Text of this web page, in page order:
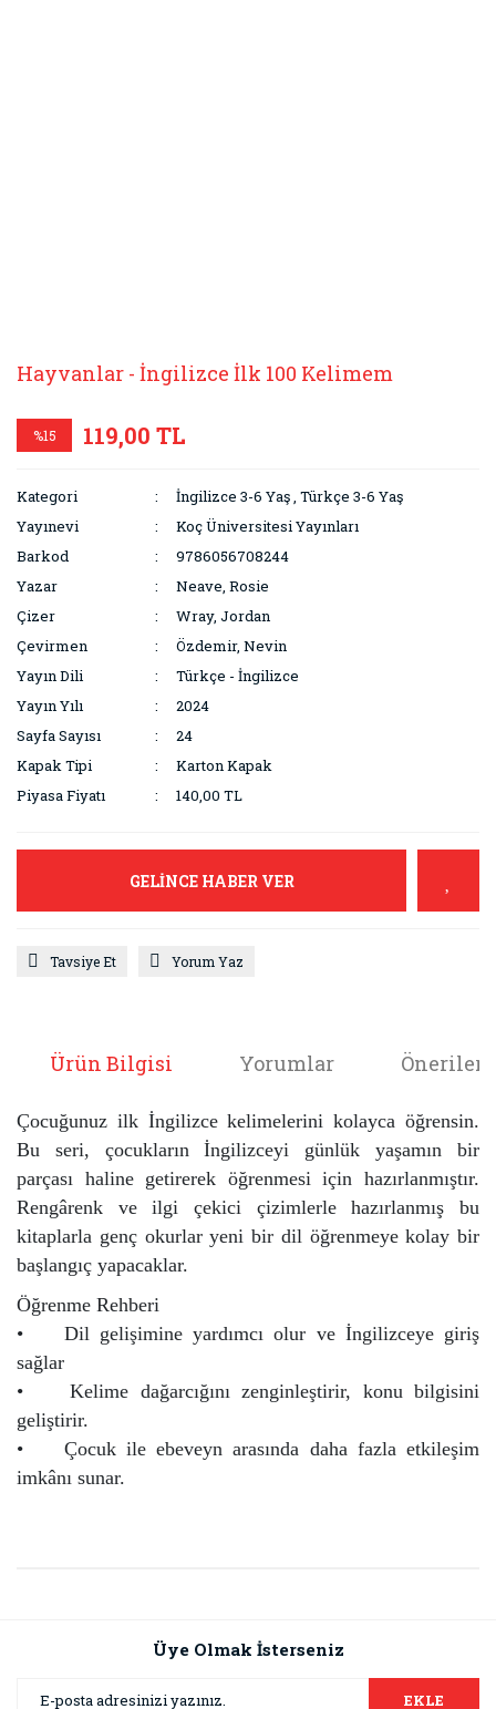
Hayvanlar - İngilizce İlk 100 Kelimem
%15 119,00 TL
Kategori İngilizce 3-6 Yaş,Türkçe 3-6 Yaş
Yayınevi
Koç Üniversitesi Yayınları
Barkod
9786056708244
Yazar
Neave, Rosie
Çizer
Wray, Jordan
Çevirmen
Özdemir, Nevin
Yayın Dili
Türkçe - İngilizce
Yayın Yılı
2024
Sayfa Sayısı
24
Kapak Tipi
Karton Kapak
Piyasa Fiyatı
140,00 TL
GELİNCE HABER VER
Tavsiye Et Yorum Yaz
Ürün Bilgisi Yorumlar
Çocuğunuz ilk İngilizce kelimelerini kolayca öğrensin.
Bu seri, çocukların İngilizceyi günlük yaşamın bir
parçası haline getirerek öğrenmesi için hazırlanmıştır.
Rengârenk ve ilgi çekici çizimlerle hazırlanmış bu
kitaplarla genç okurlar yeni bir dil öğrenmeye kolay bir
başlangıç yapacaklar.
Öğrenme Rehberi
• Dil gelişimine yardımcı olur ve İngilizceye giriş
sağlar
• Kelime dağarcığını zenginleştirir, konu bilgisini
geliştirir.
• Çocuk ile ebeveyn arasında daha fazla etkileşim
imkânı sunar.
Görüş ve önerileriniz için teşekkür ederiz.
Ürün resmi kalitesiz, bozuk veya görüntülenemiyor.
Üye Olmak İsterseniz
EKLE